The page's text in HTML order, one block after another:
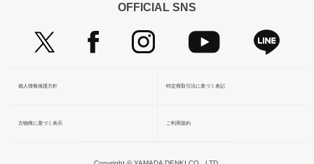
OFFICIAL SNS
個人情報保護方針 特定商取引法に基づく表記
古物商に基づく表示 ご利用規約